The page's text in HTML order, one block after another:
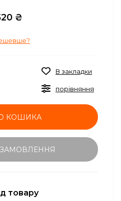
₴
В закладки
порівняння
КОШИКА
товару